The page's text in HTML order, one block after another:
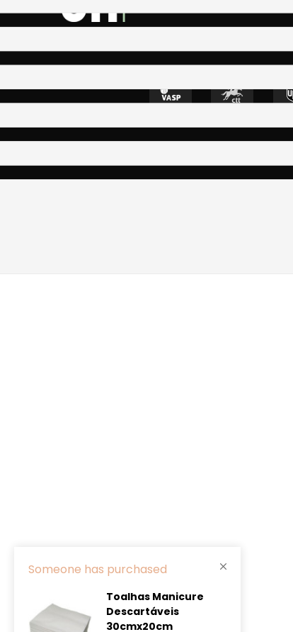
Someone has purchased
Toalhas Manicure
Descartáveis
30cmx20cm